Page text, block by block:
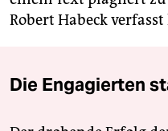
Robert Habeck verfasst
Die Engagierten